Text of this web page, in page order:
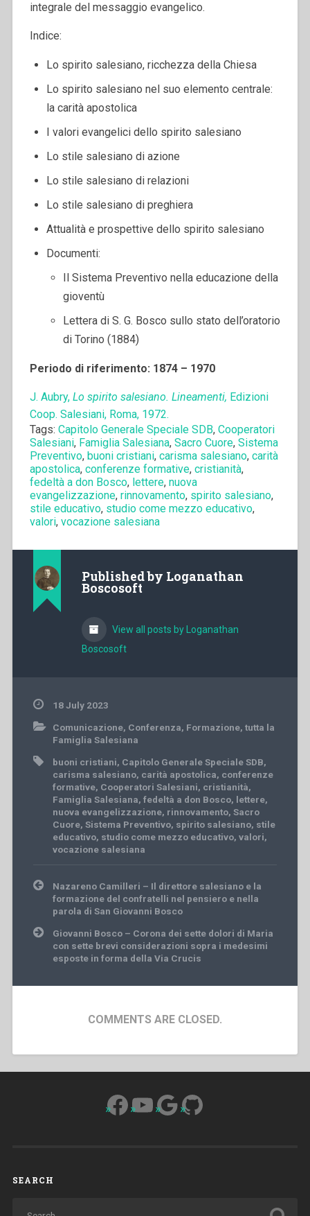
integrale del messaggio evangelico.
Indice:
Lo spirito salesiano, ricchezza della Chiesa
Lo spirito salesiano nel suo elemento centrale:
la carità apostolica
I valori evangelici dello spirito salesiano
Lo stile salesiano di azione
Lo stile salesiano di relazioni
Lo stile salesiano di preghiera
Attualità e prospettive dello spirito salesiano
Documenti:
Il Sistema Preventivo nella educazione della
gioventù
Lettera di S. G. Bosco sullo stato dell’oratorio
di Torino (1884)
Periodo di riferimento: 1874 – 1970
J. Aubry, Lo spirito salesiano. Lineamenti, Edizioni
Coop. Salesiani, Roma, 1972.
Tags: Capitolo Generale Speciale SDB, Cooperatori
Salesiani, Famiglia Salesiana, Sacro Cuore, Sistema
Preventivo, buoni cristiani, carisma salesiano, carità
apostolica, conferenze formative, cristianità,
fedeltà a don Bosco, lettere, nuova
evangelizzazione, rinnovamento, spirito salesiano,
stile educativo, studio come mezzo educativo,
valori, vocazione salesiana
Published by Loganathan
Boscosoft
View all posts by Loganathan
Boscosoft
18 July 2023
Comunicazione, Conferenza, Formazione, tutta la
Famiglia Salesiana
buoni cristiani, Capitolo Generale Speciale SDB,
carisma salesiano, carità apostolica, conferenze
formative, Cooperatori Salesiani, cristianità,
Famiglia Salesiana, fedeltà a don Bosco, lettere,
nuova evangelizzazione, rinnovamento, Sacro
Cuore, Sistema Preventivo, spirito salesiano, stile
educativo, studio come mezzo educativo, valori,
vocazione salesiana
Post
navigation
Nazareno Camilleri – Il direttore salesiano e la
formazione del confratelli nel pensiero e nella
parola di San Giovanni Bosco
Giovanni Bosco – Corona dei sette dolori di Maria
con sette brevi considerazioni sopra i medesimi
esposte in forma della Via Crucis
COMMENTS ARE CLOSED.
Facebook
YouTube
Google
GitHub
SEARCH